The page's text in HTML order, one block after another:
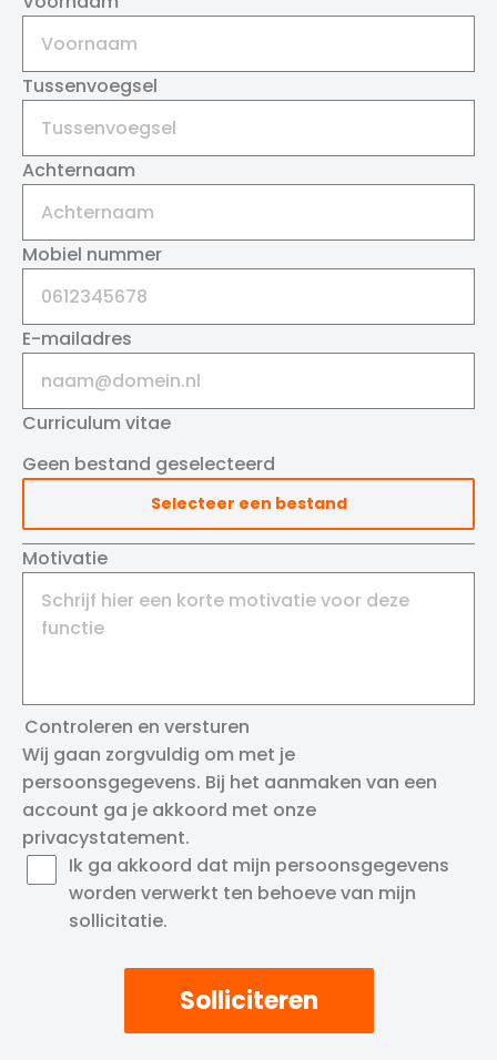
Tussenvoegsel
Achternaam
Mobiel nummer
E-mailadres
Curriculum vitae
Geen bestand geselecteerd
Selecteer een bestand
Motivatie
Controleren en versturen
Wij gaan zorgvuldig om met je
persoonsgegevens. Bij het aanmaken van een
account ga je akkoord met onze
privacystatement.
Ik ga akkoord dat mijn persoonsgegevens
worden verwerkt ten behoeve van mijn
sollicitatie.
Solliciteren